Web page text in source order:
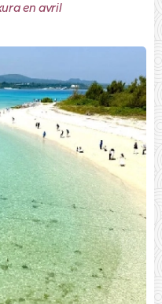
en avril